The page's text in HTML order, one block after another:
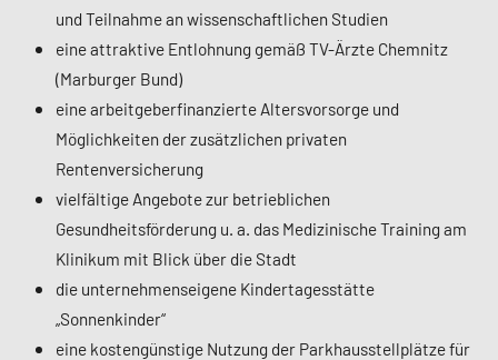
und Teilnahme an wissenschaftlichen Studien
eine attraktive Entlohnung gemäß TV-Ärzte Chemnitz
(Marburger Bund)
eine arbeitgeberfinanzierte Altersvorsorge und
Möglichkeiten der zusätzlichen privaten
Rentenversicherung
vielfältige Angebote zur betrieblichen
Gesundheitsförderung u. a. das Medizinische Training am
Klinikum mit Blick über die Stadt
die unternehmenseigene Kindertagesstätte
„Sonnenkinder“
eine kostengünstige Nutzung der Parkhausstellplätze für